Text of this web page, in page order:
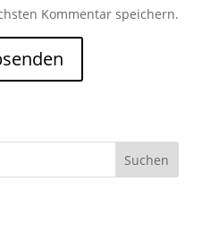
Kommentar speichern.
Suchen